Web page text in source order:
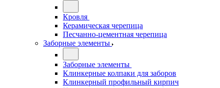
Кровля
Керамическая черепица
Песчанно-цементная черепица
Заборные элементы
Заборные элементы
Клинкерные колпаки для заборов
Клинкерный профильный кирпич